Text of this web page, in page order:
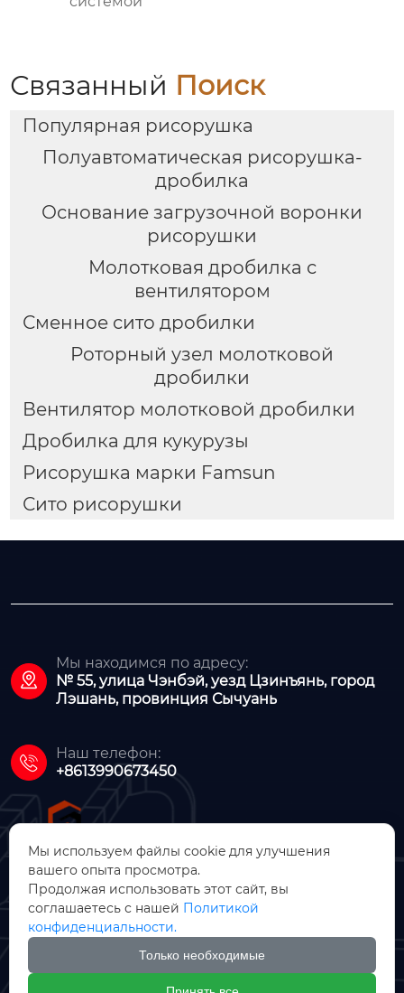
Связанный Поиск
Популярная рисорушка
Полуавтоматическая рисорушка-
дробилка
Основание загрузочной воронки
рисорушки
Молотковая дробилка с
вентилятором
Сменное сито дробилки
Роторный узел молотковой
дробилки
Вентилятор молотковой дробилки
Дробилка для кукурузы
Рисорушка марки Famsun
Сито рисорушки

Мы находимся по адресу:
№ 55, улица Чэнбэй, уезд Цзинъянь, город
Лэшань, провинция Сычуань

Наш телефон:
+8613990673450
ООО Цзинъянь Чжунсинь
Машинное Производство

Мы используем файлы cookie для улучшения
вашего опыта просмотра.
Продолжая использовать этот сайт, вы
соглашаетесь с нашей Политикой
конфиденциальности.
Только необходимые